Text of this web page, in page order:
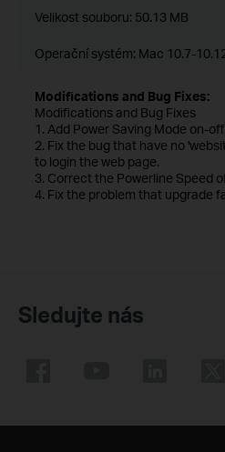
Velikost souboru: 50.13 MB
Operační systém: Mac 10.7-
Modifications and Bug Fixes:
Modifications and Bug Fixes
1. Add Power Saving Mode on-
2. Fix the bug that have no
to login the web page.
3. Correct the Powerline Speed
4. Fix the problem that upgrade
Sledujte nás